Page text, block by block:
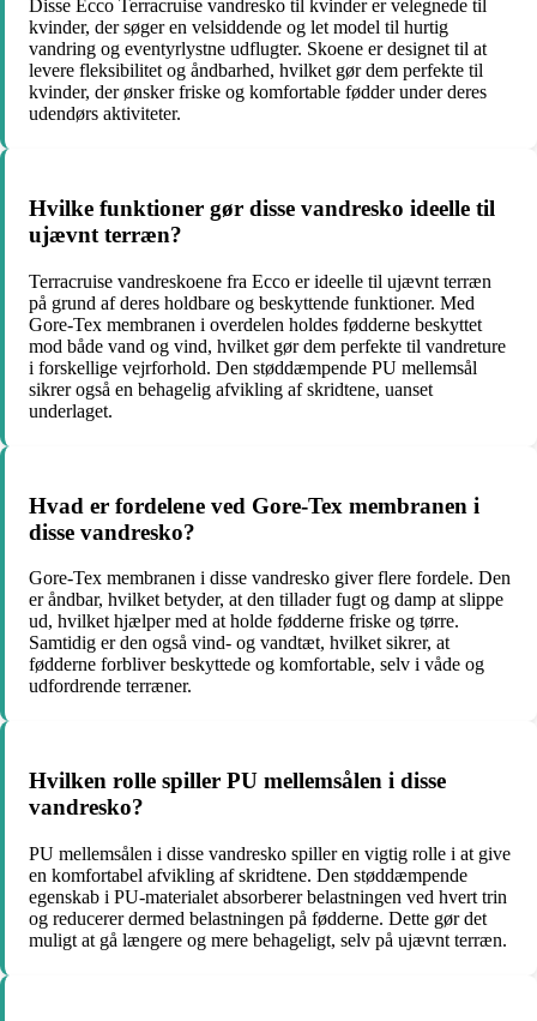
Disse Ecco Terracruise vandresko til kvinder er velegnede til
kvinder, der søger en velsiddende og let model til hurtig
vandring og eventyrlystne udflugter. Skoene er designet til at
levere fleksibilitet og åndbarhed, hvilket gør dem perfekte til
kvinder, der ønsker friske og komfortable fødder under deres
udendørs aktiviteter.
Hvilke funktioner gør disse vandresko ideelle til
ujævnt terræn?
Terracruise vandreskoene fra Ecco er ideelle til ujævnt terræn
på grund af deres holdbare og beskyttende funktioner. Med
Gore-Tex membranen i overdelen holdes fødderne beskyttet
mod både vand og vind, hvilket gør dem perfekte til vandreture
i forskellige vejrforhold. Den støddæmpende PU mellemsål
sikrer også en behagelig afvikling af skridtene, uanset
underlaget.
Hvad er fordelene ved Gore-Tex membranen i
disse vandresko?
Gore-Tex membranen i disse vandresko giver flere fordele. Den
er åndbar, hvilket betyder, at den tillader fugt og damp at slippe
ud, hvilket hjælper med at holde fødderne friske og tørre.
Samtidig er den også vind- og vandtæt, hvilket sikrer, at
fødderne forbliver beskyttede og komfortable, selv i våde og
udfordrende terræner.
Hvilken rolle spiller PU mellemsålen i disse
vandresko?
PU mellemsålen i disse vandresko spiller en vigtig rolle i at give
en komfortabel afvikling af skridtene. Den støddæmpende
egenskab i PU-materialet absorberer belastningen ved hvert trin
og reducerer dermed belastningen på fødderne. Dette gør det
muligt at gå længere og mere behageligt, selv på ujævnt terræn.